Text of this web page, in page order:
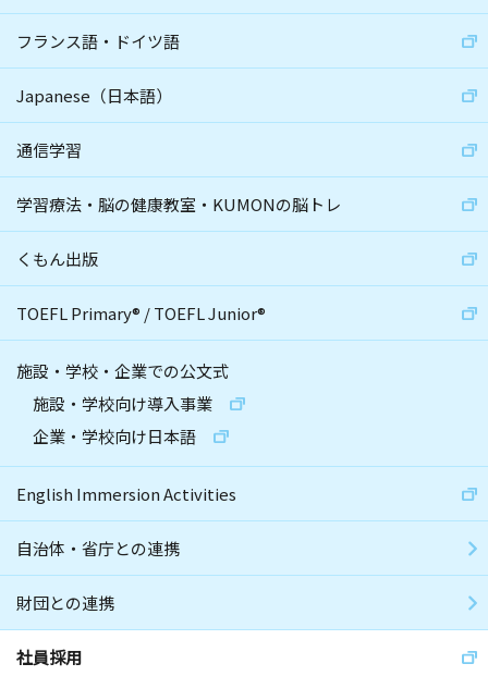
フランス語・ドイツ語
Japanese（日本語）
通信学習
学習療法・脳の健康教室・KUMONの脳トレ
くもん出版
TOEFL Primary® /TOEFL Junior®
施設・学校・企業での公文式
施設・学校向け導入事業
企業・学校向け日本語
English Immersion Activities
自治体・省庁との連携
財団との連携
社員採用